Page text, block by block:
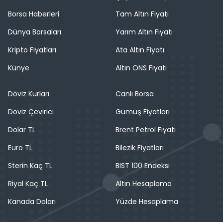
Borsa Haberleri
Dünya Borsaları
Kripto Fiyatları
Künye
Tam Altın Fiyatı
Yarım Altın Fiyatı
Ata Altın Fiyatı
Altın ONS Fiyatı
Döviz Kurları
Döviz Çevirici
Dolar TL
Euro TL
Sterin Kaç TL
Riyal Kaç TL
Kanada Doları
Canlı Borsa
Gümüş Fiyatları
Brent Petrol Fiyatı
Bilezik Fiyatları
BIST 100 Endeksi
Altın Hesaplama
Yüzde Hesaplama